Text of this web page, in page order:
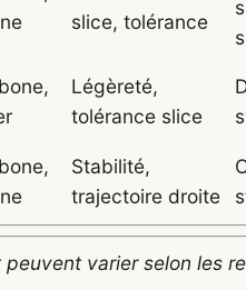
slice, tolérance
Légèreté,
tolérance slice
Stabilité,
trajectoire droite
varier selon les